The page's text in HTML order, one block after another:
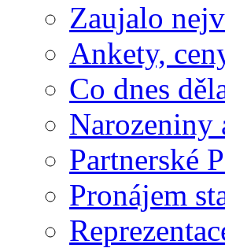
Zaujalo
Ankety,
Co dnes
Narozeniny
Partnerské
Pronájem